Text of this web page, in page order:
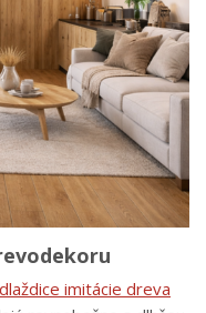
dlaždice imitácie dreva